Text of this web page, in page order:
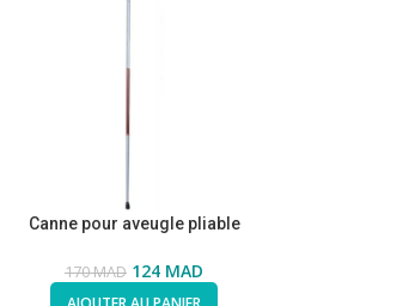
Canne pour aveugle pliable
170MAD 124 MAD